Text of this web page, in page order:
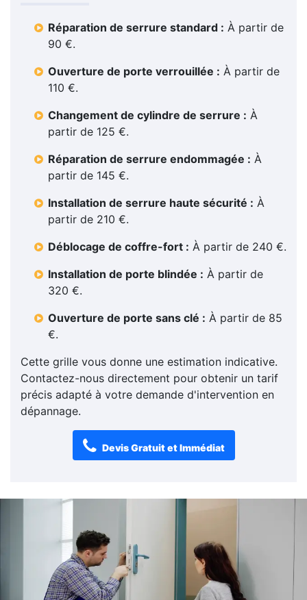
Réparation de serrure standard : À partir de
90 €.
Ouverture de porte verrouillée : À partir de
110 €.
Changement de cylindre de serrure : À
partir de 125 €.
Réparation de serrure endommagée : À
partir de 145 €.
Installation de serrure haute sécurité : À
partir de 210 €.
Déblocage de coffre-fort : À partir de 240 €.
Installation de porte blindée : À partir de
320 €.
Ouverture de porte sans clé : À partir de 85
€.
Cette grille vous donne une estimation indicative.
Contactez-nous directement pour obtenir un tarif
précis adapté à votre demande d'intervention en
dépannage.
Devis Gratuit et Immédiat